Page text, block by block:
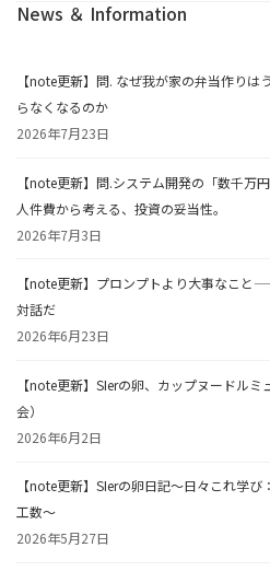
News ＆ Information
【note更新】問. なぜ我が家の弁当作りは
らなくなるのか
2026年7月23日
【note更新】問.システム開発の「数千万
人件費から考える、投資の妥当性。
2026年7月3日
【note更新】プロンプトより大事なこと
対話だ
2026年6月23日
【note更新】SIerの卵、カップヌードル
会）
2026年6月2日
【note更新】SIerの卵日記～日々これ学
工数～
2026年5月27日